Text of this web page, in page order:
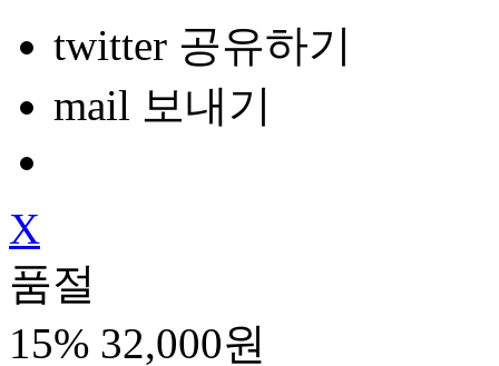
twitter 공유하기
mail 보내기
X
품절
15% 32,000원